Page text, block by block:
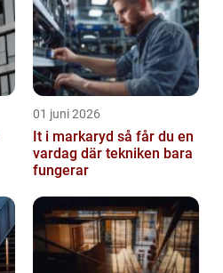
01 juni 2026
It i markaryd så får du en
vardag där tekniken bara
fungerar